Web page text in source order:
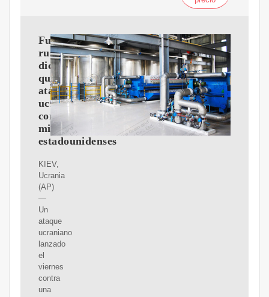
Funcionario
ruso
dice
que
ataque
ucraniano
con
misiles
estadounidenses
KIEV,
Ucrania
(AP)
—
Un
ataque
ucraniano
lanzado
el
viernes
contra
una